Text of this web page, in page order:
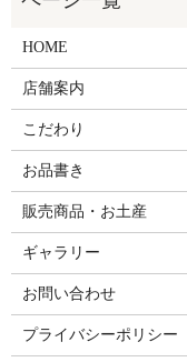
HOME
店舗案内
こだわり
お品書き
販売商品・お土産
ギャラリー
お問い合わせ
プライバシーポリシー